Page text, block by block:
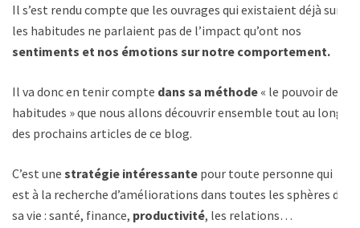
Il s’est rendu compte que les ouvrages qui existaient déjà sur
les habitudes ne parlaient pas de l’impact qu’ont nos
sentiments et nos émotions sur notre comportement.
Il va donc en tenir compte dans sa méthode « le pouvoir des
habitudes » que nous allons découvrir ensemble tout au long
des prochains articles de ce blog.
C’est une stratégie intéressante pour toute personne qui
est à la recherche d’améliorations dans toutes les sphères de
sa vie : santé, finance, productivité, les relations…